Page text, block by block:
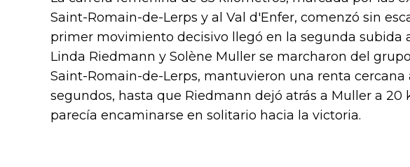
Saint-Romain-de-Lerps y al Val d'Enfer, comenzó sin
primer movimiento decisivo llegó en la segunda subida
Linda Riedmann y Solène Muller se marcharon del
Saint-Romain-de-Lerps, mantuvieron una renta cercana
segundos, hasta que Riedmann dejó atrás a Muller a
parecía encaminarse en solitario hacia la victoria.